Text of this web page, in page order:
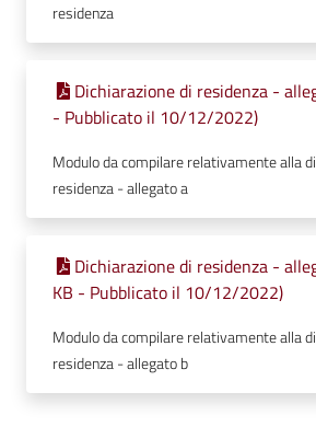
residenza
Dichiarazione di residenza -
- Pubblicato il 10/12/2022)
Modulo da compilare relativamente alla
residenza - allegato a
Dichiarazione di residenza -
KB - Pubblicato il 10/12/2022)
Modulo da compilare relativamente alla
residenza - allegato b